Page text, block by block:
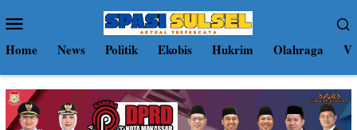
ke
kontenMobile
Home News Politik Ekobis Hukrim Olahraga